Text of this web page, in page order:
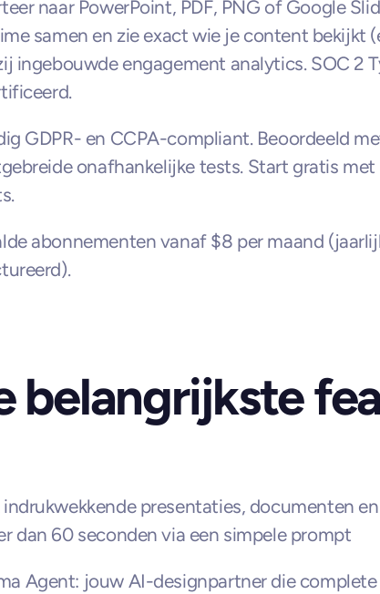
naar PowerPoint, PDF, PNG of Google
samen en zie exact wie je content bekijkt
ingebouwde engagement analytics. SOC 2
GDPR- en CCPA-compliant. Beoordeeld
onafhankelijke tests. Start gratis
abonnementen vanaf $8 per maand
belangrijkste
indrukwekkende presentaties, documenten
dan 60 seconden via een simpele prompt
Agent: jouw AI-designpartner die